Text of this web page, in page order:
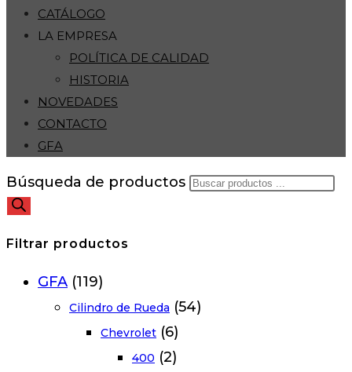
CATÁLOGO
LA EMPRESA
POLÍTICA DE CALIDAD
HISTORIA
NOVEDADES
CONTACTO
GFA
Búsqueda de productos
Filtrar productos
GFA (119)
Cilindro de Rueda (54)
Chevrolet (6)
400 (2)